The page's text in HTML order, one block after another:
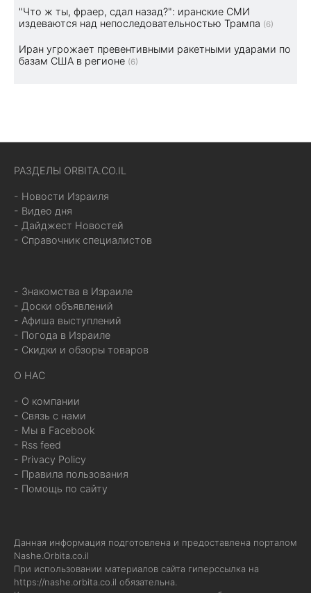
"Что ж ты, фраер, сдал назад?": иранские СМИ
издеваются над непоследовательностью Трампа (6)
Иран угрожает превентивными ракетными ударами по
базам США в регионе (6)
РАЗДЕЛЫ ORBITA.CO.IL
- Новости Израиля
- Видео дня
- Дайджест Новостей
- Справочник специалистов
- Знакомства в Израиле
- Доски объявлений
- Афиша выступлений
- Погода в Израиле
- Скидки и обзоры товаров
О НАС
- О компании
- Связь с нами
- Мы в Facebook
- Rss feed
- Privacy Policy
- Правила пользования
- Помощь по сайту
Данная информация подготовлена и предоставлена порталом
Nashe.Orbita.co.il
При использовании материалов сайта гиперссылка на
https://nashe.orbita.co.il обязательна.